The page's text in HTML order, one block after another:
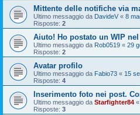
Mittente delle notifiche via
Ultimo messaggio da DavideV « 8
Risposte: 2
Aiuto! Ho postato un WIP
Ultimo messaggio da Rob0519 « 29
Risposte: 2
Avatar profilo
Ultimo messaggio da Fabio73 « 15
Risposte: 4
Inserimento foto nei post.
Ultimo messaggio da Starfighter84 «
Risposte: 3